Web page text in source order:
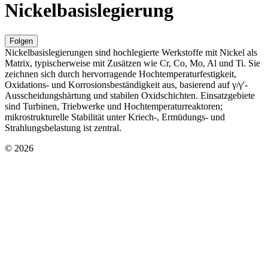
Nickelbasislegierung
Folgen
Nickelbasislegierungen sind hochlegierte Werkstoffe mit Nickel als
Matrix, typischerweise mit Zusätzen wie Cr, Co, Mo, Al und Ti. Sie
zeichnen sich durch hervorragende Hochtemperaturfestigkeit,
Oxidations- und Korrosionsbeständigkeit aus, basierend auf γ/γ'-
Ausscheidungshärtung und stabilen Oxidschichten. Einsatzgebiete
sind Turbinen, Triebwerke und Hochtemperaturreaktoren;
mikrostrukturelle Stabilität unter Kriech-, Ermüdungs- und
Strahlungsbelastung ist zentral.
© 2026